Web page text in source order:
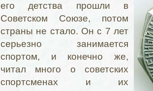
его детства прошли в
Советском Союзе, потом
страны не стало. Он с 7 лет
серьезно занимается
спортом, и конечно же,
читал много о советских
спортсменах и их